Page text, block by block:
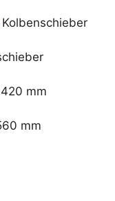
Kolbenschieber
mm
mm